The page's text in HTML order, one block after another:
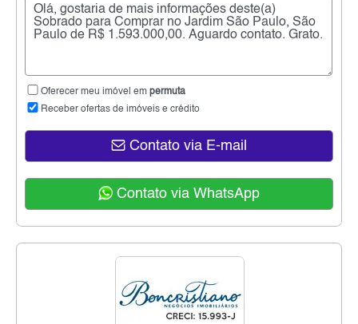
Oferecer meu imóvel em permuta
Receber ofertas de imóveis e crédito
Contato via E-mail
Contato via WhatsApp